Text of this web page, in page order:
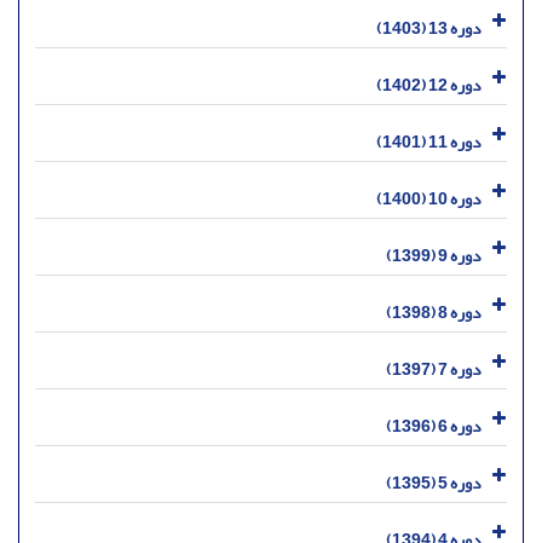
دوره 13 (1403)
دوره 12 (1402)
دوره 11 (1401)
دوره 10 (1400)
دوره 9 (1399)
دوره 8 (1398)
دوره 7 (1397)
دوره 6 (1396)
دوره 5 (1395)